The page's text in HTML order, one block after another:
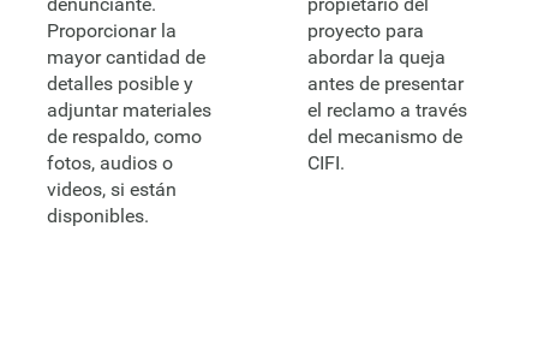
Proporcionar la
mayor cantidad de
detalles posible y
adjuntar materiales
de respaldo, como
fotos, audios o
videos, si están
disponibles.
proyecto para
abordar la queja
antes de presentar
el reclamo a través
del mecanismo de
CIFI.